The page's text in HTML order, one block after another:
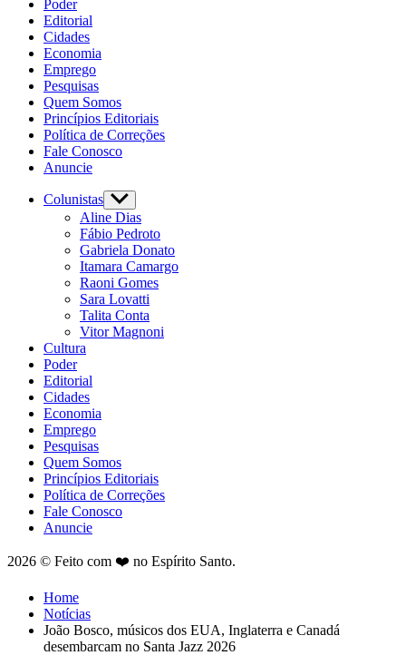
Poder
Editorial
Cidades
Economia
Emprego
Pesquisas
Quem Somos
Princípios Editoriais
Política de Correções
Fale Conosco
Anuncie
Colunistas
Aline Dias
Fábio Pedroto
Gabriela Donato
Itamara Camargo
Raoni Gomes
Sara Lovatti
Talita Conta
Vitor Magnoni
Cultura
Poder
Editorial
Cidades
Economia
Emprego
Pesquisas
Quem Somos
Princípios Editoriais
Política de Correções
Fale Conosco
Anuncie
2026 © Feito com ❤️ no Espírito Santo.
Home
Notícias
João Bosco, músicos dos EUA, Inglaterra e Canadá
desembarcam no Santa Jazz 2026